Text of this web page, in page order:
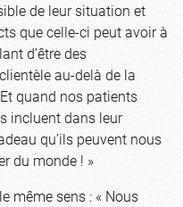
de leur situation et
que celle-ci peut avoir à
d’être des
au-delà de la
quand nos patients
incluent dans leur
qu’ils peuvent nous
du monde ! »
même sens : « Nous